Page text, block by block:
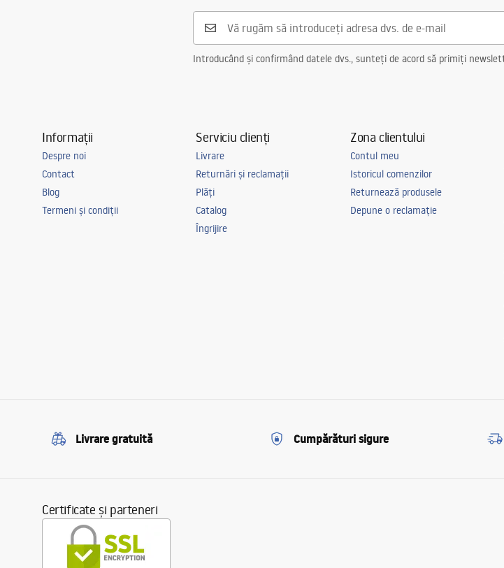
Introducând și confirmând datele dvs., sunteți de acord să primiți
Informații
Despre noi
Contact
Blog
Termeni și condiții
Serviciu clienți
Livrare
Returnări și reclamații
Plăți
Catalog
Îngrijire
Zona clientului
Contul meu
Istoricul comenzilor
Returnează produsele
Depune o reclamație
Livrare gratuită Cumpărături sigure
Certificate și parteneri